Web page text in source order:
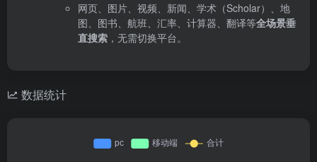
网页、图片、视频、新闻、学术（Scholar）、地
图、图书、航班、汇率、计算器、翻译等全场景垂
直搜索 ，无需切换平台。
数据统计